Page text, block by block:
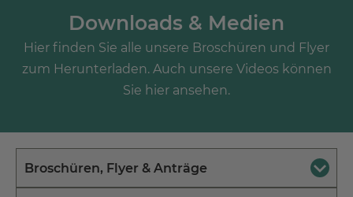
Downloads & Medien
Hier finden Sie alle unsere Broschüren und Flyer
zum Herunterladen. Auch unsere Videos können
Sie hier ansehen.
Broschüren, Flyer & Anträge